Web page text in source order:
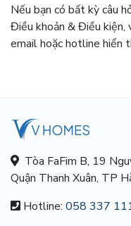
Nếu bạn có bất kỳ câu
Điều khoản & Điều kiện,
email hoặc hotline hiển
Tòa FaFim B, 19
Quận Thanh Xuân, TP
Hotline: 058 337